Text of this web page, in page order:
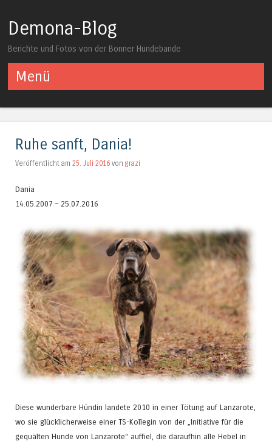
Demona-Blog
Berichte und Fotos von der Bonner Hundebande
Menü
Ruhe sanft, Dania!
Veröffentlicht am 25. Juli 2016 von grazi
Dania
14.05.2007 – 25.07.2016
Diese wunderbare Hündin landete 2010 in einer Tötung auf Lanzarote,
wo sie glücklicherweise einer TS-Kollegin von der „Initiative für die
gequälten Hunde von Lanzarote“ auffiel, die daraufhin alle Hebel in